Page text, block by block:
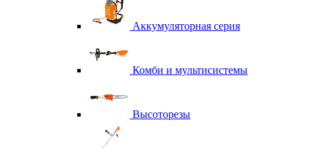
Аккумуляторная серия
Комби и мультисистемы
Высоторезы